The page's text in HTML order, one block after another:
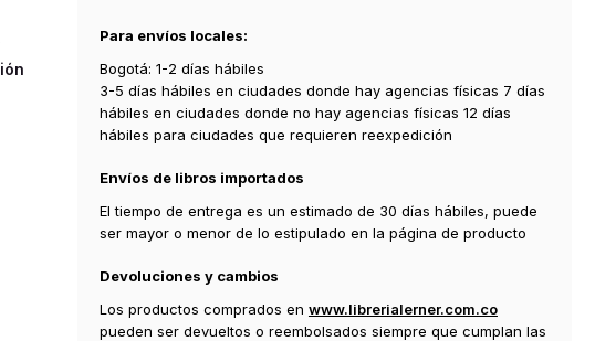
Para envíos locales:
Bogotá: 1-2 días hábiles
3-5 días hábiles en ciudades donde hay agencias físicas 7 días
hábiles en ciudades donde no hay agencias físicas 12 días
hábiles para ciudades que requieren reexpedición
Envíos de libros importados
El tiempo de entrega es un estimado de 30 días hábiles, puede
ser mayor o menor de lo estipulado en la página de producto
Devoluciones y cambios
Los productos comprados en www.librerialerner.com.co
pueden ser devueltos o reembolsados siempre que cumplan las